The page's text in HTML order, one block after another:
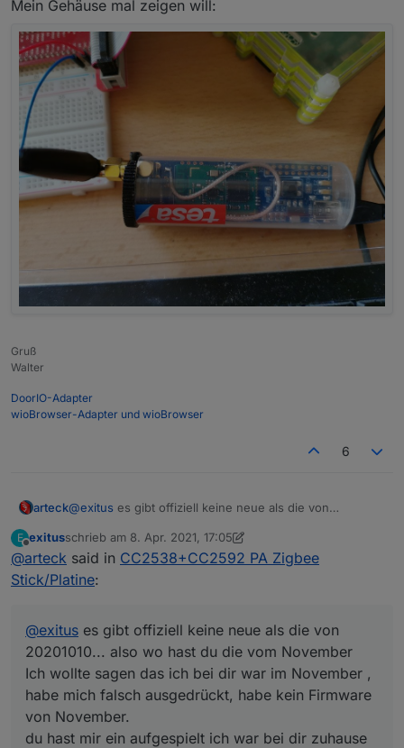
Mein Gehäuse mal zeigen will:
Gruß
Walter
DoorIO-Adapter
wioBrowser-Adapter und wioBrowser
6
arteck@exitus es gibt offiziell keine neue als die von
E
Offline
exitusschrieb am 8. Apr. 2021, 17:05
zuletzt editiert von exitus4. Aug. 2021, 19:09
@arteck said in CC2538+CC2592 PA Zigbee
Stick/Platine:
@exitus es gibt offiziell keine neue als die von
20201010... also wo hast du die vom November
Ich wollte sagen das ich bei dir war im November ,
habe mich falsch ausgedrückt, habe kein Firmware
von November.
du hast mir ein aufgespielt ich war bei dir zuhause